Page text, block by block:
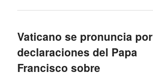
Vaticano se pronuncia por
declaraciones del Papa
Francisco sobre